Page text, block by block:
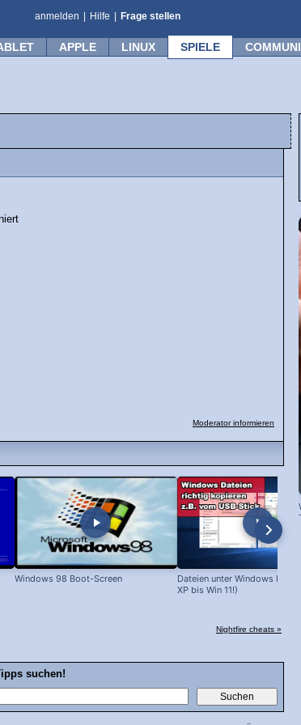
anmelden Hilfe Frage stellen
APPLE LINUX SPIELE
Moderator informieren
Windows 98 Boot-Screen
Dateien unter Windows
XP bis Win 11!)
Nightfire cheats »
suchen!